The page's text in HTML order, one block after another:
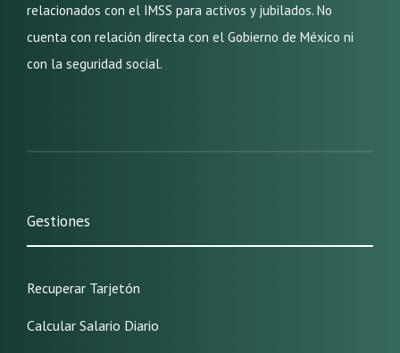
relacionados con el IMSS para activos y jubilados. No
cuenta con relación directa con el Gobierno de México ni
con la seguridad social.
Gestiones
Recuperar Tarjetón
Calcular Salario Diario